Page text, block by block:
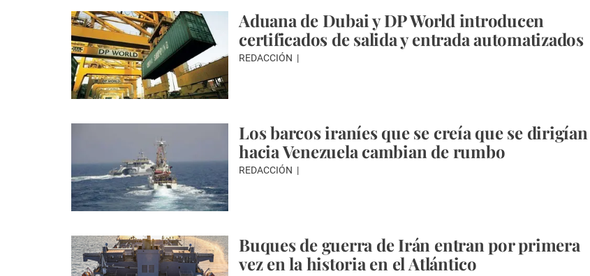
Aduana de Dubai y DP World introducen
certificados de salida y entrada automatizados
REDACCIÓN
Los barcos iraníes que se creía que se dirigían
hacia Venezuela cambian de rumbo
REDACCIÓN
Buques de guerra de Irán entran por primera
vez en la historia en el Atlántico